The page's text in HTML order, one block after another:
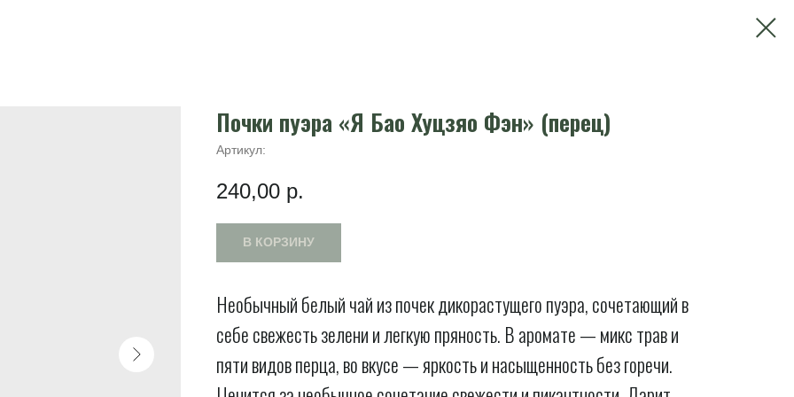
Почки пуэра «Я Бао Хуцзяо Фэн» (перец)
Артикул:
240,00 р.
В КОРЗИНУ
Необычный белый чай из почек дикорастущего пуэра, сочетающий в
себе свежесть зелени и легкую пряность. В аромате — микс трав и
пяти видов перца, во вкусе — яркость и насыщенность без горечи.